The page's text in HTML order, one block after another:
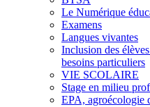
Le Numérique
Examens
Langues vivantes
Inclusion des
besoins particuliers
VIE SCOLAIRE
Stage en milieu
EPA, agroécologie